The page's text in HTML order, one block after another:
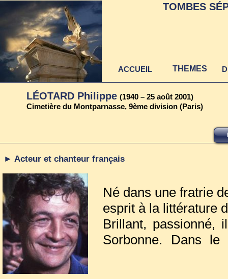
► Acteur et chanteur français
LÉOTARD Philippe (1940 – 25 août 2001)
Cimetière du Montparnasse, 9ème division (Paris)
Né dans une fratrie
esprit à la littérature
Brillant, passionné,
Sorbonne. Dans le
TOMBES
ACCUEIL THEMES